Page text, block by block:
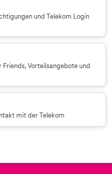
und Telekom Login
Vorteilsangebote und
mit der Telekom